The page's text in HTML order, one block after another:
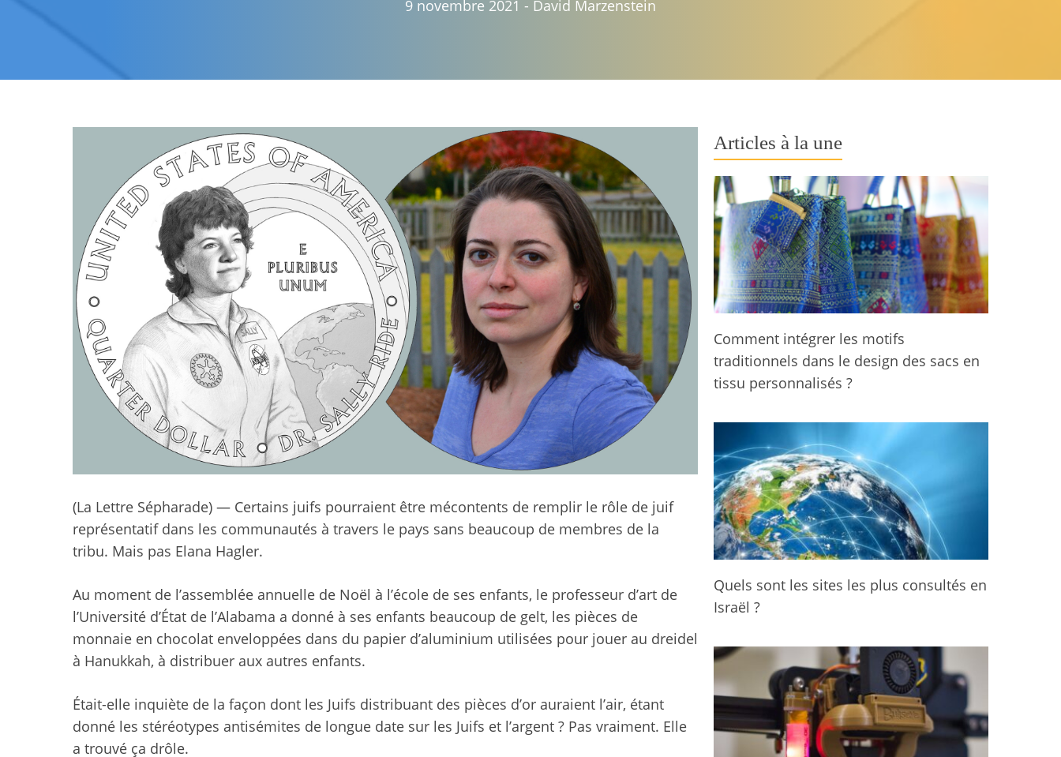
9 novembre 2021 - David Marzenstein
(La Lettre Sépharade) — Certains juifs pourraient être mécontents de remplir le rôle de juif
représentatif dans les communautés à travers le pays sans beaucoup de membres de la
tribu. Mais pas Elana Hagler.
Au moment de l’assemblée annuelle de Noël à l’école de ses enfants, le professeur d’art de
l’Université d’État de l’Alabama a donné à ses enfants beaucoup de gelt, les pièces de
monnaie en chocolat enveloppées dans du papier d’aluminium utilisées pour jouer au dreidel
à Hanukkah, à distribuer aux autres enfants.
Était-elle inquiète de la façon dont les Juifs distribuant des pièces d’or auraient l’air, étant
donné les stéréotypes antisémites de longue date sur les Juifs et l’argent ? Pas vraiment. Elle
a trouvé ça drôle.
Articles à la une
Comment intégrer les motifs
traditionnels dans le design des sacs en
tissu personnalisés ?
Quels sont les sites les plus consultés en
Israël ?